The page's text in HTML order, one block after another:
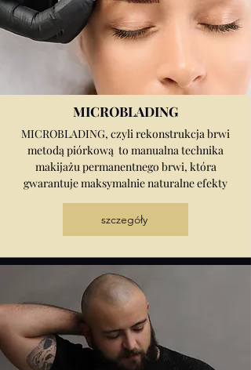
MICROBLADING
MICROBLADING, czyli rekonstrukcja brwi
metodą piórkową to manualna technika
makijażu permanentnego brwi, która
gwarantuje maksymalnie naturalne efekty
szczegóły